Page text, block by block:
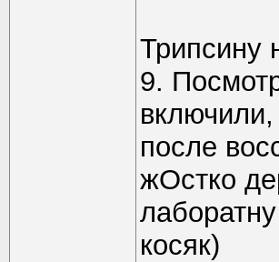
Трипсину
9.
включили,
после
жОстко
косяк)